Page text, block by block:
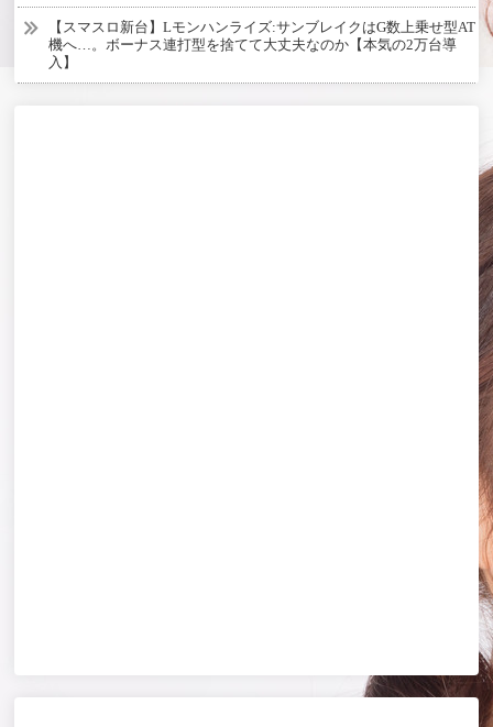
【スマスロ新台】Lモンハンライズ:サンブレイクはG数上乗せ型AT
機へ…。ボーナス連打型を捨てて大丈夫なのか【本気の2万台導
入】